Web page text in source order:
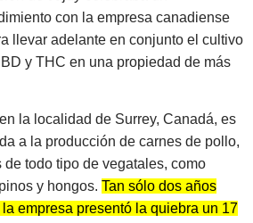
con la empresa canadiense
llevar adelante en conjunto el cultivo
y THC en una propiedad de más
la localidad de Surrey, Canadá, es
a la producción de carnes de pollo,
de todo tipo de vegatales, como
y hongos. Tan sólo dos años
empresa presentó la quiebra un 17